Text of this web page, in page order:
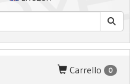
Carrello 0